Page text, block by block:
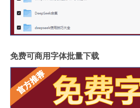
免费可商用字体批量下载